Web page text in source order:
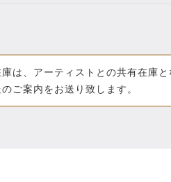
は、アーティストとの共有在庫
ご案内をお送り致します。